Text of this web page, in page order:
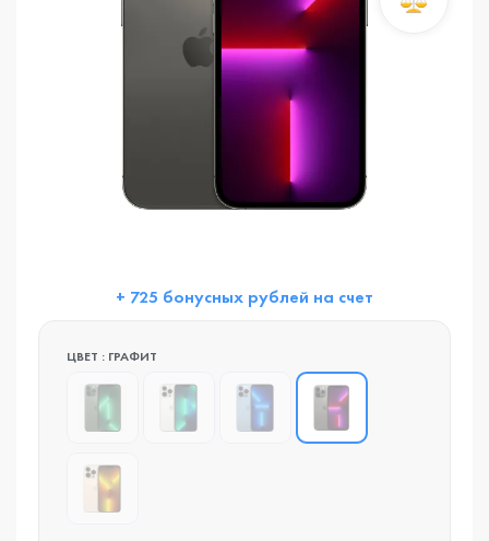
+ 725 бонусных рублей на счет
ЦВЕТ : ГРАФИТ